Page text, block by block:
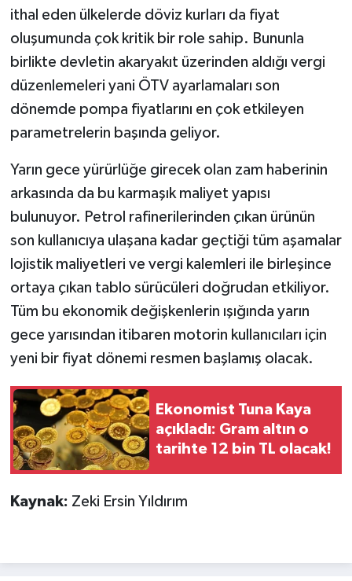
ithal eden ülkelerde döviz kurları da fiyat
oluşumunda çok kritik bir role sahip. Bununla
birlikte devletin akaryakıt üzerinden aldığı vergi
düzenlemeleri yani ÖTV ayarlamaları son
dönemde pompa fiyatlarını en çok etkileyen
parametrelerin başında geliyor.
Yarın gece yürürlüğe girecek olan zam haberinin
arkasında da bu karmaşık maliyet yapısı
bulunuyor. Petrol rafinerilerinden çıkan ürünün
son kullanıcıya ulaşana kadar geçtiği tüm aşamalar
lojistik maliyetleri ve vergi kalemleri ile birleşince
ortaya çıkan tablo sürücüleri doğrudan etkiliyor.
Tüm bu ekonomik değişkenlerin ışığında yarın
gece yarısından itibaren motorin kullanıcıları için
yeni bir fiyat dönemi resmen başlamış olacak.
Ekonomist Tuna Kaya
açıkladı: Gram altın o
tarihte 12 bin TL olacak!
Kaynak: Zeki Ersin Yıldırım